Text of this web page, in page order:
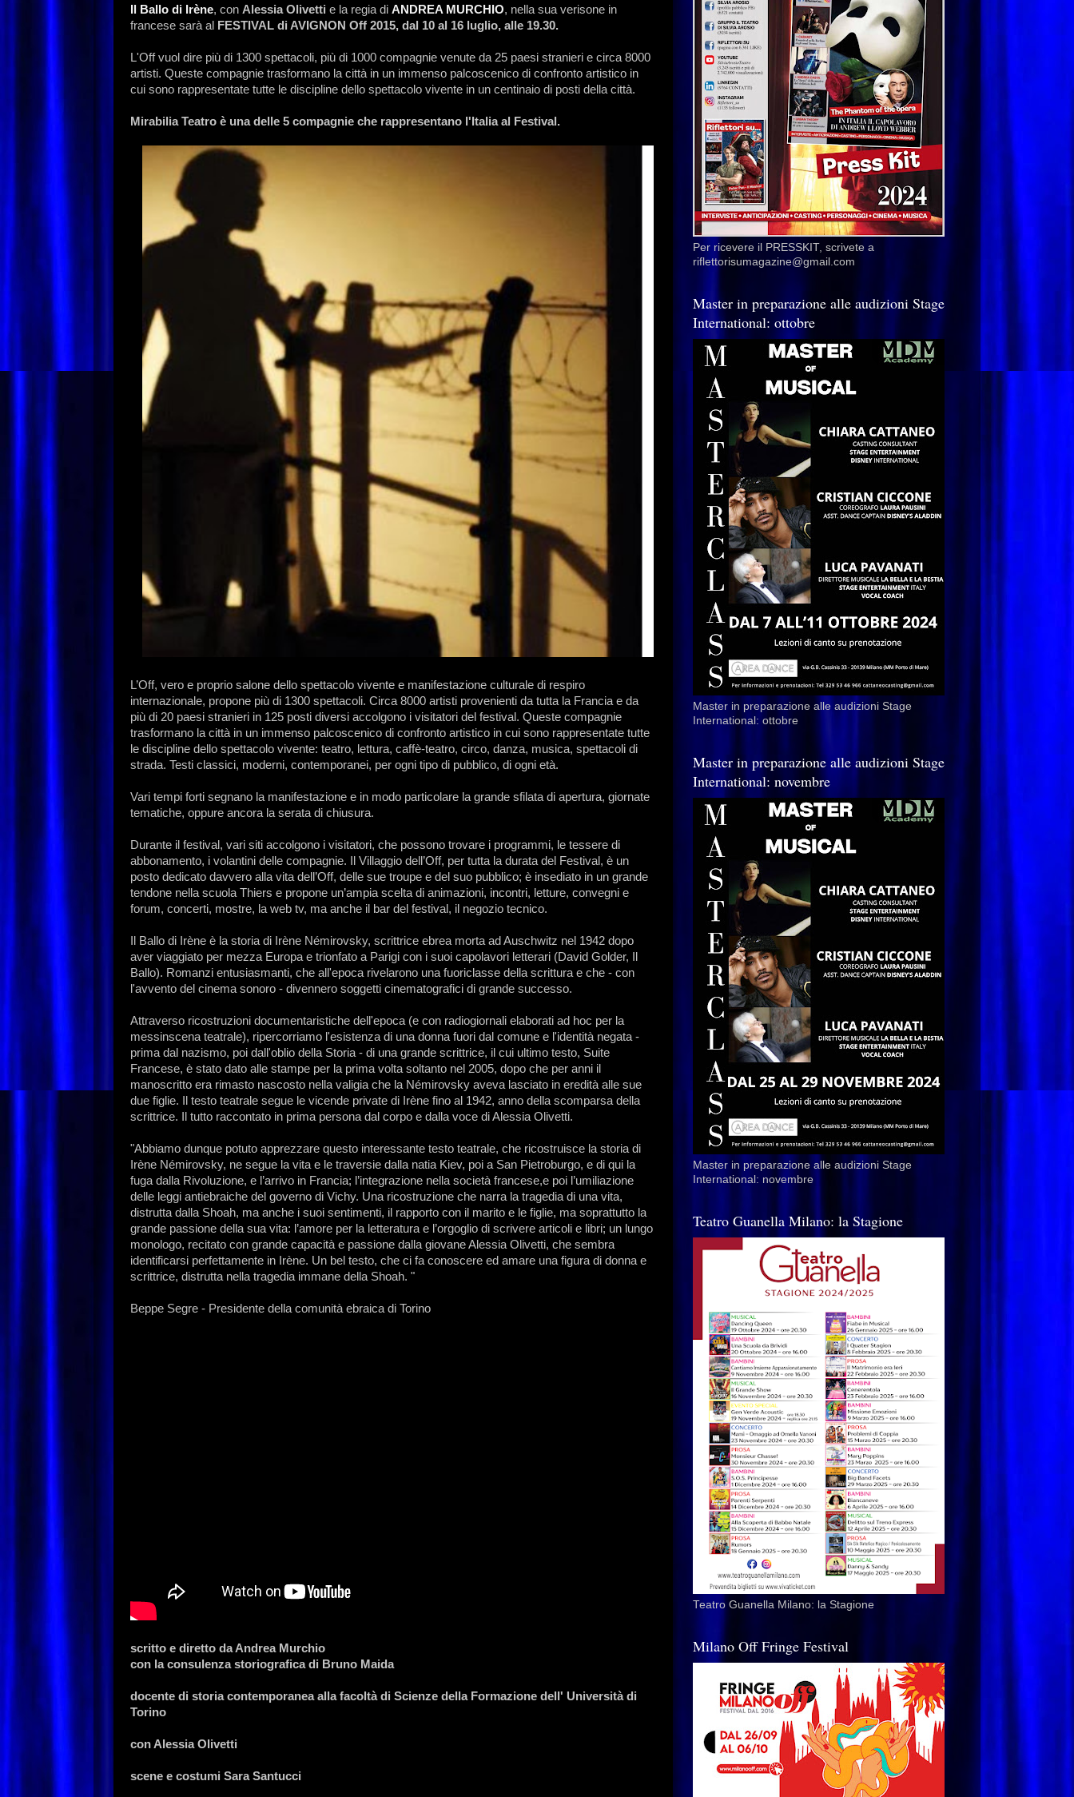
Il Ballo di Irène, con Alessia Olivetti e la regia di ANDREA MURCHIO, nella sua verisone in
francese sarà al FESTIVAL di AVIGNON Off 2015, dal 10 al 16 luglio, alle 19.30.
L'Off vuol dire più di 1300 spettacoli, più di 1000 compagnie venute da 25 paesi stranieri e circa 8000
artisti. Queste compagnie trasformano la città in un immenso palcoscenico di confronto artistico in
cui sono rappresentate tutte le discipline dello spettacolo vivente in un centinaio di posti della città.
Mirabilia Teatro è una delle 5 compagnie che rappresentano l'Italia al Festival.
L’Off, vero e proprio salone dello spettacolo vivente e manifestazione culturale di respiro
internazionale, propone più di 1300 spettacoli. Circa 8000 artisti provenienti da tutta la Francia e da
più di 20 paesi stranieri in 125 posti diversi accolgono i visitatori del festival. Queste compagnie
trasformano la città in un immenso palcoscenico di confronto artistico in cui sono rappresentate tutte
le discipline dello spettacolo vivente: teatro, lettura, caffè-teatro, circo, danza, musica, spettacoli di
strada. Testi classici, moderni, contemporanei, per ogni tipo di pubblico, di ogni età.
Vari tempi forti segnano la manifestazione e in modo particolare la grande sfilata di apertura, giornate
tematiche, oppure ancora la serata di chiusura.
Durante il festival, vari siti accolgono i visitatori, che possono trovare i programmi, le tessere di
abbonamento, i volantini delle compagnie. Il Villaggio dell’Off, per tutta la durata del Festival, è un
posto dedicato davvero alla vita dell’Off, delle sue troupe e del suo pubblico; è insediato in un grande
tendone nella scuola Thiers e propone un’ampia scelta di animazioni, incontri, letture, convegni e
forum, concerti, mostre, la web tv, ma anche il bar del festival, il negozio tecnico.
Il Ballo di Irène è la storia di Irène Némirovsky, scrittrice ebrea morta ad Auschwitz nel 1942 dopo
aver viaggiato per mezza Europa e trionfato a Parigi con i suoi capolavori letterari (David Golder, Il
Ballo). Romanzi entusiasmanti, che all'epoca rivelarono una fuoriclasse della scrittura e che - con
l'avvento del cinema sonoro - divennero soggetti cinematografici di grande successo.
Attraverso ricostruzioni documentaristiche dell'epoca (e con radiogiornali elaborati ad hoc per la
messinscena teatrale), ripercorriamo l'esistenza di una donna fuori dal comune e l'identità negata -
prima dal nazismo, poi dall'oblio della Storia - di una grande scrittrice, il cui ultimo testo, Suite
Francese, è stato dato alle stampe per la prima volta soltanto nel 2005, dopo che per anni il
manoscritto era rimasto nascosto nella valigia che la Némirovsky aveva lasciato in eredità alle sue
due figlie. Il testo teatrale segue le vicende private di Irène fino al 1942, anno della scomparsa della
scrittrice. Il tutto raccontato in prima persona dal corpo e dalla voce di Alessia Olivetti.
"Abbiamo dunque potuto apprezzare questo interessante testo teatrale, che ricostruisce la storia di
Irène Némirovsky, ne segue la vita e le traversie dalla natia Kiev, poi a San Pietroburgo, e di qui la
fuga dalla Rivoluzione, e l’arrivo in Francia; l’integrazione nella società francese,e poi l’umiliazione
delle leggi antiebraiche del governo di Vichy. Una ricostruzione che narra la tragedia di una vita,
distrutta dalla Shoah, ma anche i suoi sentimenti, il rapporto con il marito e le figlie, ma soprattutto la
grande passione della sua vita: l’amore per la letteratura e l’orgoglio di scrivere articoli e libri; un lungo
monologo, recitato con grande capacità e passione dalla giovane Alessia Olivetti, che sembra
identificarsi perfettamente in Irène. Un bel testo, che ci fa conoscere ed amare una figura di donna e
scrittrice, distrutta nella tragedia immane della Shoah. "
Beppe Segre - Presidente della comunità ebraica di Torino
scritto e diretto da Andrea Murchio
con la consulenza storiografica di Bruno Maida
docente di storia contemporanea alla facoltà di Scienze della Formazione dell' Università di
Torino
con Alessia Olivetti
scene e costumi Sara Santucci
Per ricevere il PRESSKIT, scrivete a
riflettorisumagazine@gmail.com
Master in preparazione alle audizioni Stage
International: ottobre
Master in preparazione alle audizioni Stage
International: ottobre
Master in preparazione alle audizioni Stage
International: novembre
Master in preparazione alle audizioni Stage
International: novembre
Teatro Guanella Milano: la Stagione
Teatro Guanella Milano: la Stagione
Milano Off Fringe Festival